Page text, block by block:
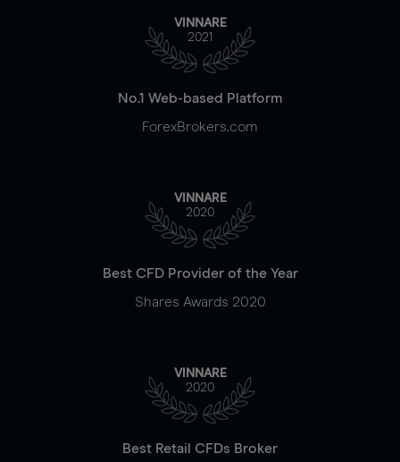
VINNARE
2021
No.1 Web-based Platform
ForexBrokers.com
VINNARE
2020
Best CFD Provider of the Year
Shares Awards 2020
VINNARE
2020
Best Retail CFDs Broker